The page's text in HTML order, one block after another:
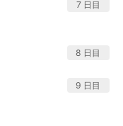
7 日目
8 日目
9 日目